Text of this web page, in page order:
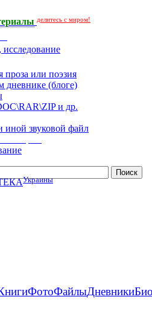
делитесь с миром!
исследование
проза или поэзия
дневнике (блоге)
и др.
иной звуковой файл
Украины
ФотоФайлыДневники